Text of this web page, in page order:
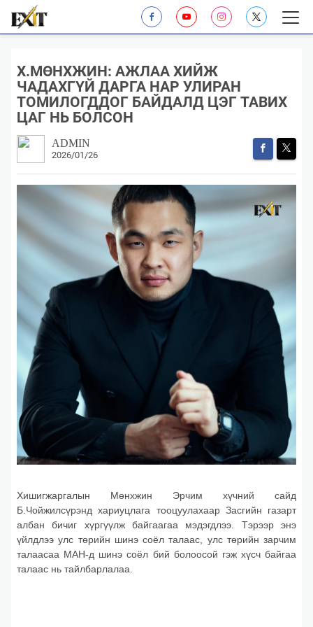
Х.МӨНХЖИН: АЖЛАА ХИЙЖ
ЧАДАХГҮЙ ДАРГА НАР УЛИРАН
ТОМИЛОГДДОГ БАЙДАЛД ЦЭГ ТАВИХ
ЦАГ НЬ БОЛСОН
ADMIN
2026/01/26
Хишигжаргалын Мөнхжин Эрчим хүчний сайд
Б.Чойжилсүрэнд хариуцлага тооцуулахаар Засгийн газарт
албан бичиг хүргүүлж байгаагаа мэдэгдлээ. Тэрээр энэ
үйлдлээ улс төрийн шинэ соёл талаас, улс төрийн зарчим
талаасаа МАН-д шинэ соёл бий болоосой гэж хүсч байгаа
талаас нь тайлбарлалаа.